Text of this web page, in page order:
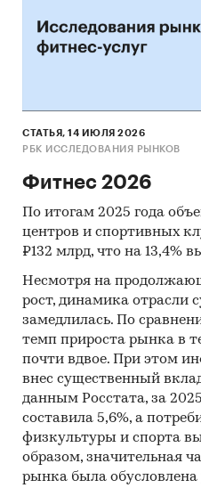
который формирует
сегмента.
тенденции мини-
бутикового формата
играет не только
атмосфера и сервис.
развивается в сторону
насыщенных
4. Целевая аудитория
достаточно чётко
требований к качеству
Основной спрос
лет из премиального
для которых важны
восстановление и
значимыми являются
практикующие пилатес
ориентированные на
методики, а также
формирующая
СТАТЬЯ, 14 ИЮЛЯ 2026
РБК ИССЛЕДОВАНИЯ РЫНКОВ
Фитнес 2026
По итогам 2025 года
центров и спортивных
₽132 млрд, что на 13,4%
Несмотря на
рост, динамика отрасли
замедлилась. По
темп прироста рынка в
почти вдвое. При этом
внес существенный
данным Росстата, за
составила 5,6%, а
физкультуры и спорта
образом, значительная
рынка была